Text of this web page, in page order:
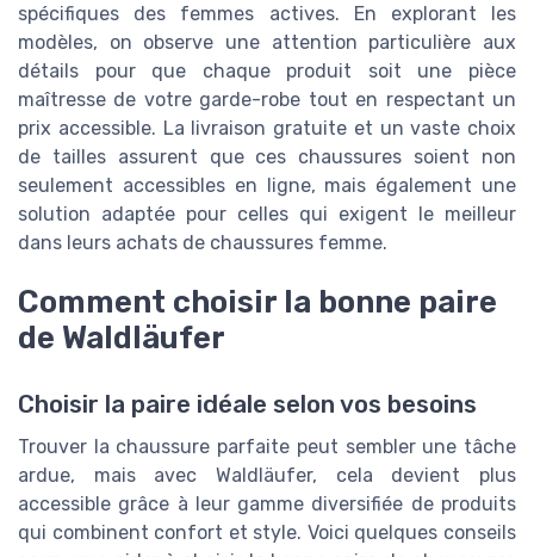
spécifiques des femmes actives. En explorant les
modèles, on observe une attention particulière aux
détails pour que chaque produit soit une pièce
maîtresse de votre garde-robe tout en respectant un
prix accessible. La livraison gratuite et un vaste choix
de tailles assurent que ces chaussures soient non
seulement accessibles en ligne, mais également une
solution adaptée pour celles qui exigent le meilleur
dans leurs achats de chaussures femme.
Comment choisir la bonne paire
de Waldläufer
Choisir la paire idéale selon vos besoins
Trouver la chaussure parfaite peut sembler une tâche
ardue, mais avec Waldläufer, cela devient plus
accessible grâce à leur gamme diversifiée de produits
qui combinent confort et style. Voici quelques conseils